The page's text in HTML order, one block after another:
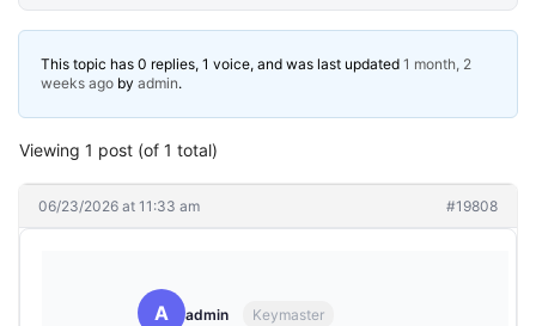
This topic has 0 replies, 1 voice, and was last updated 1 month, 2
weeks ago by admin.
Viewing 1 post (of 1 total)
06/23/2026 at 11:33 am #19808
A admin Keymaster